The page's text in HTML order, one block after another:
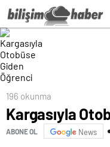
196 okunma
Kargasıyla
ABONE OL News